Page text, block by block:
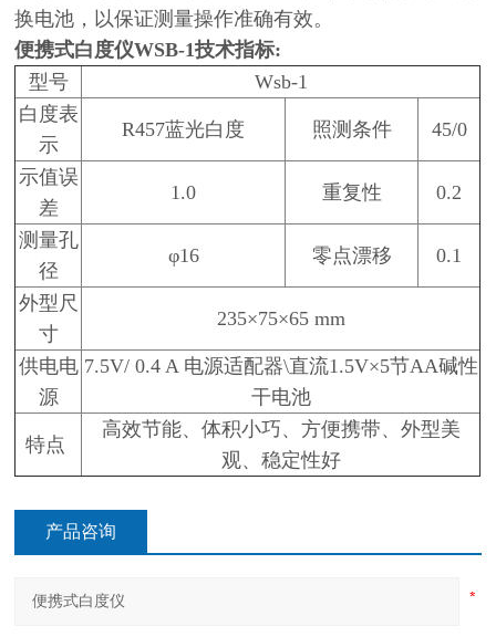
换电池，以保证测量操作准确有效。
便携式白度仪WSB-1技术指标:
型号
Wsb-1
白度表
示
R457蓝光白度 照测条件 45/0
示值误
差
1.0 重复性 0.2
测量孔
径
φ16 零点漂移 0.1
外型尺
寸
235×75×65 mm
供电电
源
7.5V/ 0.4 A 电源适配器\直流1.5V×5节AA碱性
干电池
特点
高效节能、体积小巧、方便携带、外型美
观、稳定性好
产品咨询